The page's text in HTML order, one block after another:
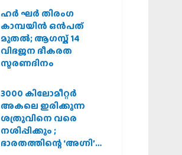
ഹര്‍ ഘര്‍ തിരംഗ
കാമ്പയിന്‍ ഒന്‍പത്
മുതല്‍; ആഗസ്ത് 14
വിഭജന ഭീകരത
സ്മരണദിനം
3000 കിലോമീറ്റർ
അകലെ ഇരിക്കുന്ന
ശത്രുവിനെ വരെ
നശിപ്പിക്കും ;
ഭാരതത്തിന്റെ ‘അഗ്നി’